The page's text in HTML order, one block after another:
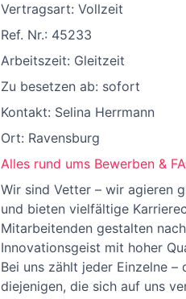
Vertragsart: Vollzeit
Ref. Nr.: 45233
Arbeitszeit: Gleitzeit
Zu besetzen ab: sofort
Kontakt: Selina Herrmann
Ort: Ravensburg
Alles rund ums Bewerben &
Wir sind Vetter – wir agieren
und bieten vielfältige
Mitarbeitenden gestalten
Innovationsgeist mit hoher
Bei uns zählt jeder Einzelne
diejenigen, die sich auf uns